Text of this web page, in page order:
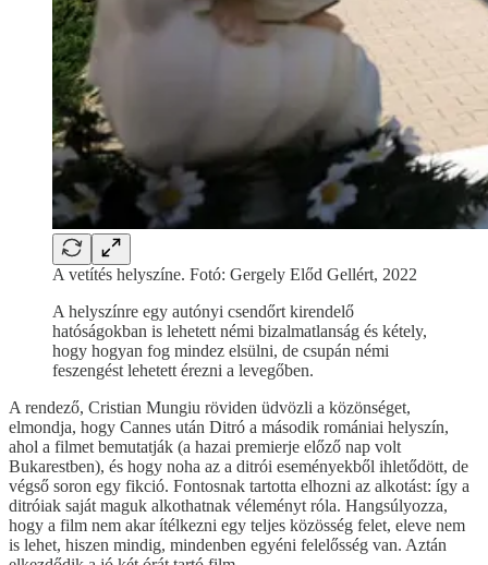
A vetítés helyszíne. Fotó: Gergely Előd Gellért, 2022
A helyszínre egy autónyi csendőrt kirendelő
hatóságokban is lehetett némi bizalmatlanság és kétely,
hogy hogyan fog mindez elsülni, de csupán némi
feszengést lehetett érezni a levegőben.
A rendező, Cristian Mungiu röviden üdvözli a közönséget,
elmondja, hogy Cannes után Ditró a második romániai helyszín,
ahol a filmet bemutatják (a hazai premierje előző nap volt
Bukarestben), és hogy noha az a ditrói eseményekből ihletődött, de
végső soron egy fikció. Fontosnak tartotta elhozni az alkotást: így a
ditróiak saját maguk alkothatnak véleményt róla. Hangsúlyozza,
hogy a film nem akar ítélkezni egy teljes közösség felet, eleve nem
is lehet, hiszen mindig, mindenben egyéni felelősség van. Aztán